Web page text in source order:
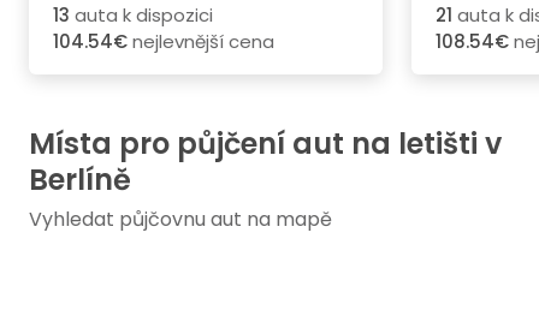
13 auta k dispozici
104.54€nejlevnější cena
21 auta k
108.54€
Místa pro půjčení aut na letišti v
Berlíně
Vyhledat půjčovnu aut na mapě